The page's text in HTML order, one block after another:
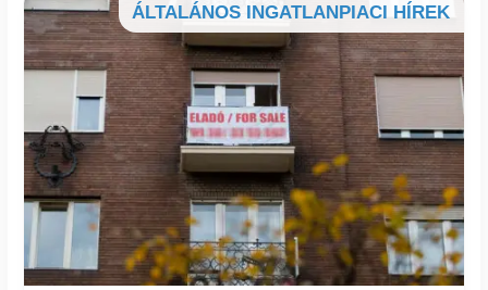
ÁLTALÁNOS INGATLANPIACI HÍREK